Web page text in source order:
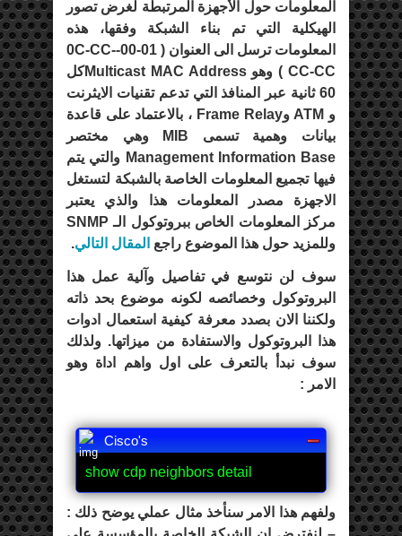
المعلومات حول الأجهزة المرتبطة لغرض تصور
الهيكلية التي تم بناء الشبكة وفقها، هذه
المعلومات ترسل الى العنوان ( 01-00-0C-CC-
CC-CC ) وهو Multicast MAC Addressكل
60 ثانية عبر المنافذ التي تدعم تقنيات الايثرنت
و ATM وFrame Relay ، بالاعتماد على قاعدة
بيانات وهمية تسمى MIB وهي مختصر
Management Information Base والتي يتم
فيها تجميع المعلومات الخاصة بالشبكة لتستغل
الاجهزة مصدر المعلومات هذا والذي يعتبر
مركز المعلومات الخاص ببروتوكول الـ SNMP
وللمزيد حول هذا الموضوع راجع المقال التالي.
سوف لن نتوسع في تفاصيل وآلية عمل هذا
البروتوكول وخصائصه لكونه موضوع بحد ذاته
ولكننا الان بصدد معرفة كيفية استعمال ادوات
هذا البروتوكول والاستفادة من ميزاتها. ولذلك
سوف نبدأ بالتعرف على اول واهم اداة وهو
الامر :
Cisco's
show cdp neighbors detail
ولفهم هذا الامر سنأخذ مثال عملي يوضح ذلك :